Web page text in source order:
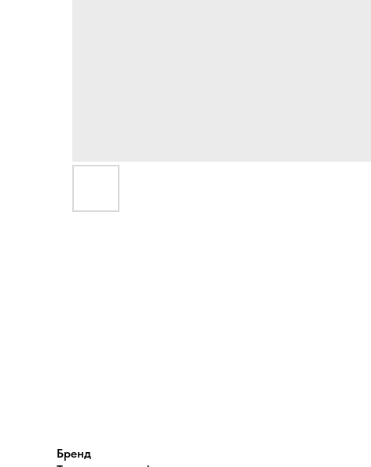
Бренд